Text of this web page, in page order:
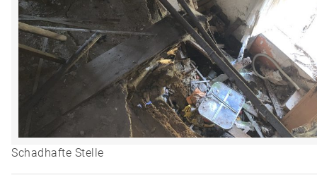
Schadhafte Stelle